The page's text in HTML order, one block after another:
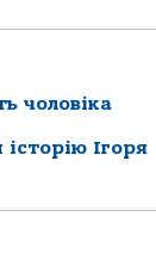
чоловіка
Ігоря